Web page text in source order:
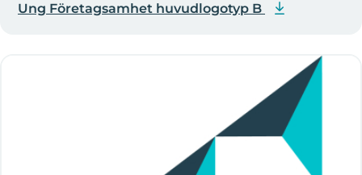
Ung Företagsamhet huvudlogotyp B